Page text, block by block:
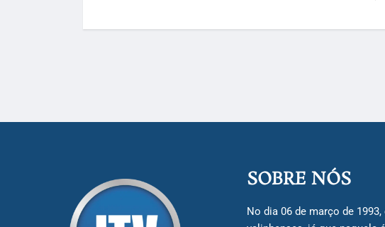
SOBRE NÓS
No dia 06 de março de